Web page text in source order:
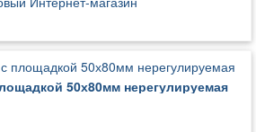
50х80мм нерегулируемая